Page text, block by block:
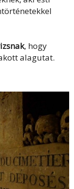
, hogy
alagutat.